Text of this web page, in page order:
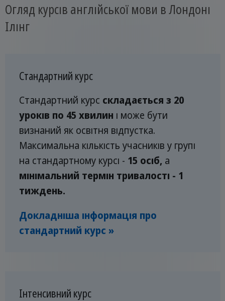
Огляд курсів англійської мови в Лондоні
Ілінг
Стандартний курс
Стандартний курс складається з 20
уроків по 45 хвилин і може бути
визнаний як освітня відпустка.
Максимальна кількість учасників у групі
на стандартному курсі - 15 осіб, а
мінімальний термін тривалості - 1
тиждень.
Докладніша інформація про
стандартний курс »
Інтенсивний курс